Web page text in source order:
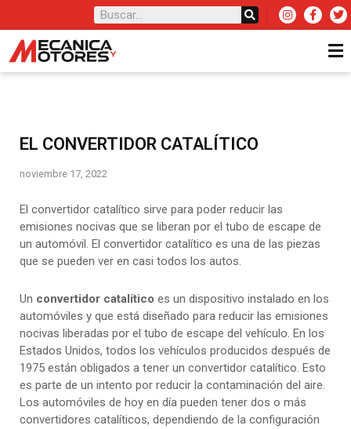
EL CONVERTIDOR CATALÍTICO
noviembre 17, 2022
El convertidor catalítico sirve para poder reducir las
emisiones nocivas que se liberan por el tubo de escape de
un automóvil. El convertidor catalítico es una de las piezas
que se pueden ver en casi todos los autos.
Un convertidor catalítico es un dispositivo instalado en los
automóviles y que está diseñado para reducir las emisiones
nocivas liberadas por el tubo de escape del vehículo. En los
Estados Unidos, todos los vehículos producidos después de
1975 están obligados a tener un convertidor catalítico. Esto
es parte de un intento por reducir la contaminación del aire.
Los automóviles de hoy en día pueden tener dos o más
convertidores catalíticos, dependiendo de la configuración